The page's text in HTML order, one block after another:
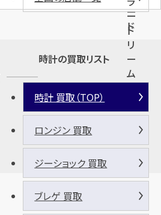
ー
ド
ー
ド
リ
ー
ム
時計の買取リスト
時計 買取（TOP）
ロンジン 買取
ジーショック 買取
ブレゲ 買取